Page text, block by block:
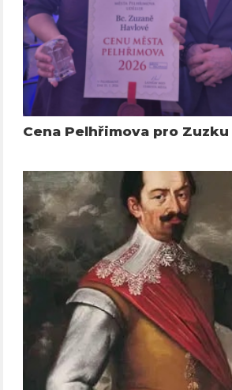
Cena Pelhřimova pro Zuzku